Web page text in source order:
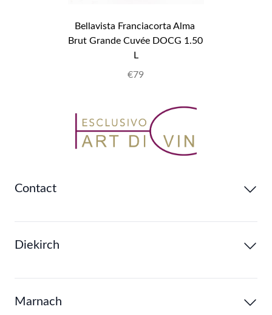
Bellavista Franciacorta Alma
Brut Grande Cuvée DOCG 1.50
L
€79
Contact
Diekirch
Marnach